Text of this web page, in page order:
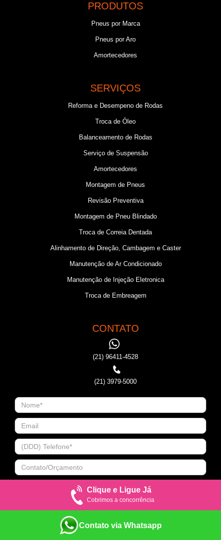
PRODUTOS
Pneus por Marca
Pneus por Aro
Amortecedores
SERVIÇOS
Reforma e Desempeno de Rodas
Troca de Óleo
Balanceamento de Rodas
Serviço de Suspensão
Amortecedores
Montagem de Pneus
Revisão Preventiva
Montagem de Pneu Blindado
Troca de Correia Dentada
Alinhamento de Direção, Cambagem e Caster
Manutenção de Ar Condicionado
Manutenção de Injeção Eletronica
Troca de Embreagem
CONTATO
(21) 96411-4528
(21) 3979-5000
Clique e Ligue Já
Cobrimos a concorrência
Contato via Whatsapp